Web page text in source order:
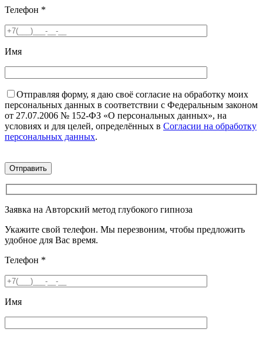
Телефон *
Имя
Отправляя форму, я даю своё согласие на обработку моих
персональных данных в соответствии с Федеральным законом
от 27.07.2006 № 152-ФЗ «О персональных данных», на
условиях и для целей, определённых в Согласии на обработку
персональных данных.
Заявка на Авторский метод глубокого гипноза
Укажите свой телефон. Мы перезвоним, чтобы предложить
удобное для Вас время.
Телефон *
Имя